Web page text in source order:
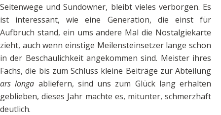
Seitenwege und Sundowner, bleibt vieles verborgen. Es
ist interessant, wie eine Generation, die einst für
Aufbruch stand, ein ums andere Mal die Nostalgiekarte
zieht, auch wenn einstige Meilensteinsetzer lange schon
in der Beschaulichkeit angekommen sind. Meister ihres
Fachs, die bis zum Schluss kleine Beiträge zur Abteilung
ars longa abliefern, sind uns zum Glück lang erhalten
geblieben, dieses Jahr machte es, mitunter, schmerzhaft
deutlich.